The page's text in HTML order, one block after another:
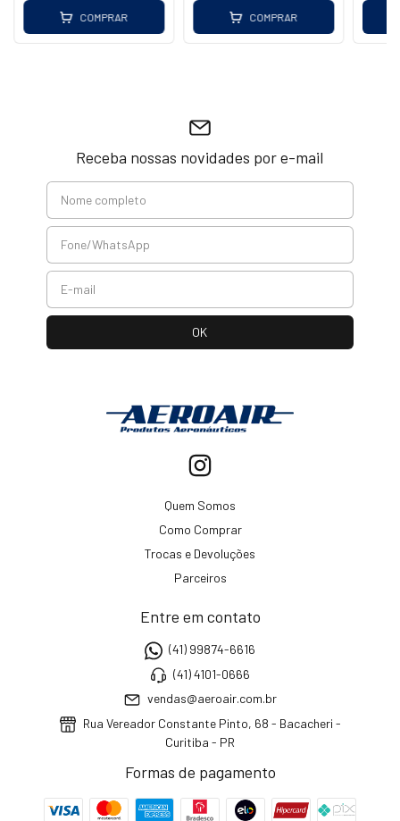
COMPRAR COMPRAR
Receba nossas novidades por e-mail
Quem Somos
Como Comprar
Trocas e Devoluções
Parceiros
Entre em contato
(41) 99874-6616
(41) 4101-0666
vendas@aeroair.com.br
Rua Vereador Constante Pinto, 68 - Bacacheri -
Curitiba - PR
Formas de pagamento